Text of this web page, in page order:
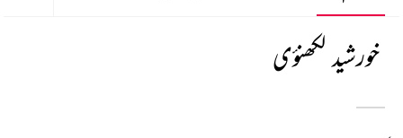
خورشید لکھنؤی